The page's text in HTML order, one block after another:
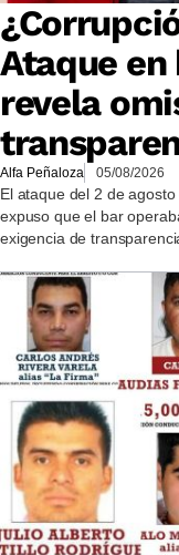
Ataque en
revela
Alfa Peñaloza 05/08/2026
El ataque del 2 de
expuso que el bar
exigencia de